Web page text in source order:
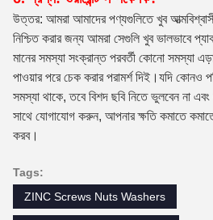
উত্তর: আমরা আমাদের পণ্যগুলিতে খুব
নিশ্চিত করার জন্য আমরা সেগুলি খুব ভালভাবে
মানের সমস্যা সংক্রান্ত পরবর্তী কোনো সমস্যা
পাওয়ার পরে চেক করার পরামর্শ দিই।যদি কোনও
সমস্যা থাকে, তবে বিশদ ছবি নিতে ভুলবেন না
সাথে যোগাযোগ করুন, আপনার ক্ষতি কমাতে
করব।
Tags:
ZINC Screws Nuts Washers